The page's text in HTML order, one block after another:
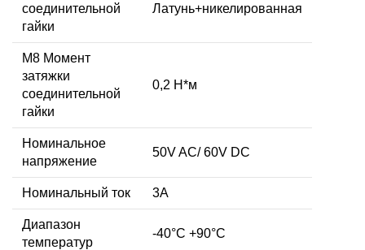
соединительной
гайки
Латунь+никелированная
M8 Момент
затяжки
соединительной
гайки
0,2 Н*м
Номинальное
напряжение
50V AC/ 60V DC
Номинальный ток 3А
Диапазон
температур
-40°C +90°C